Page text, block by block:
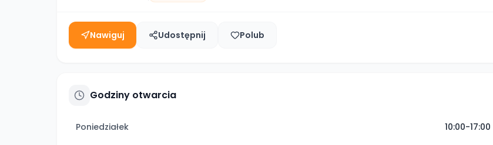
Nawiguj Udostępnij Polub
Godziny otwarcia
Poniedziałek 10:00-17:00